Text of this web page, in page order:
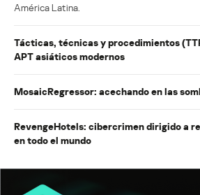
América Latina.
Tácticas, técnicas y procedimientos
APT asiáticos modernos
MosaicRegressor: acechando en las
RevengeHotels: cibercrimen dirigido a
en todo el mundo